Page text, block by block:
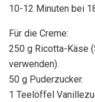
10-12 Minuten bei
Für die Creme:
250 g Ricotta-Käse
verwenden).
50 g Puderzucker.
1 Teelöffel